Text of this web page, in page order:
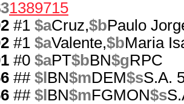
1389715
#1 $aCruz,$bPaulo
#1 $aValente,$bMaria
#0 $aPT$bBN$gRPC
## $l BN$mDEM$sS.A.
## $l BN$mFGMON$s